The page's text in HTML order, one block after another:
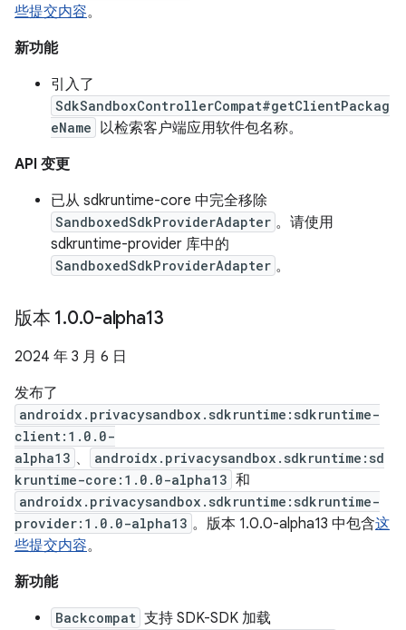
些提交内容。
新功能
引入了
SdkSandboxControllerCompat#getClientPackag
eName 以检索客户端应用软件包名称。
API 变更
已从 sdkruntime-core 中完全移除
SandboxedSdkProviderAdapter 。请使用
sdkruntime-provider 库中的
SandboxedSdkProviderAdapter 。
版本 1.0.0-alpha13
2024 年 3 月 6 日
发布了
androidx.privacysandbox.sdkruntime:sdkruntime-
client:1.0.0-
alpha13 、
androidx.privacysandbox.sdkruntime:sd
kruntime-core:1.0.0-alpha13 和
androidx.privacysandbox.sdkruntime:sdkruntime-
provider:1.0.0-alpha13 。版本 1.0.0-alpha13 中包含这
些提交内容。
新功能
Backcompat 支持 SDK-SDK 加载